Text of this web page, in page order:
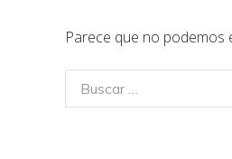
Parece que no podemos
for: